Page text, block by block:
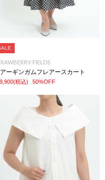
FIELDS
ーギンガムフレアースカート
(税込) 50%OFF